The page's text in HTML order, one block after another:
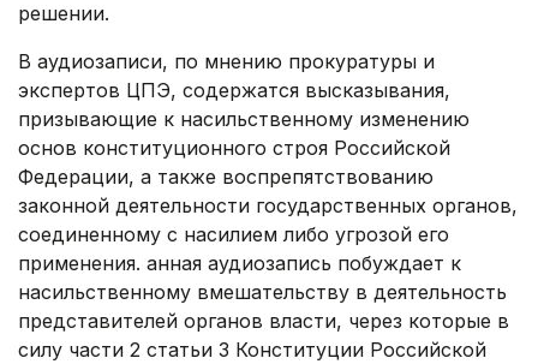
решении.
В аудиозаписи, по мнению прокуратуры и
экспертов ЦПЭ, содержатся высказывания,
призывающие к насильственному изменению
основ конституционного строя Российской
Федерации, а также воспрепятствованию
законной деятельности государственных органов,
соединенному с насилием либо угрозой его
применения. анная аудиозапись побуждает к
насильственному вмешательству в деятельность
представителей органов власти, через которые в
силу части 2 статьи 3 Конституции Российской